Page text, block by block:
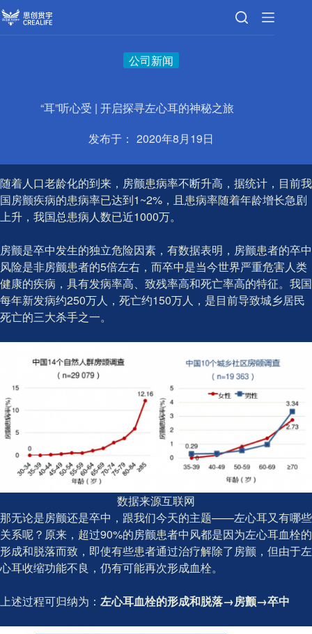
跳
至
公司新闻
“耳”听心受 | 开启探寻左心耳的神秘之旅
发布于： 2020年8月19日
随着人口老龄化的到来，房颤患病率不断升高，据统计，目前我
国房颤疾病的患病率已达到1~2%，且患病率随着年龄增长急剧
上升，我国总患病人数已近1000万。
房颤是卒中发生的独立危险因素，有数据表明，房颤患者的卒中
风险是非房颤患者的5倍左右，而卒中是当今世界严重危害人类
健康的疾病，具有发病率高、致残率高和死亡率高的特征。我国
每年新发病约250万人，死亡约150万人，是目前导致城乡居民
死亡的三大杀手之一。
数据来源互联网
那无论是房颤还是卒中，跟我们今天的主题——左心耳又有哪些
关系呢？原来，超过90%的房颤患者中风都是因为左心耳血栓的
形成和脱落而致，即使有些患者通过治疗解除了房颤，但由于左
心耳收缩功能不良，仍有可能再次形成血栓。
上述过程可归纳为： 左心耳血栓的形成和脱落→房颤→卒中